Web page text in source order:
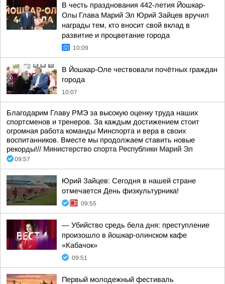
В честь празднования 442-летия Йошкар-
Олы Глава Марий Эл Юрий Зайцев вручил
награды тем, кто вносит свой вклад в
развитие и процветание города
10:09
В Йошкар-Оле чествовали почётных граждан
города
10:07
Благодарим Главу РМЭ за высокую оценку труда наших
спортсменов и тренеров. За каждым достижением стоит
огромная работа команды Минспорта и вера в своих
воспитанников. Вместе мы продолжаем ставить новые
рекорды!// Министерство спорта Республики Марий Эл
09:57
Юрий Зайцев: Сегодня в нашей стране
отмечается День физкультурника!
09:55
— Убийство средь бела дня: преступление
произошло в йошкар-олинском кафе
«Кабачок»
09:51
Первый молодежный фестиваль